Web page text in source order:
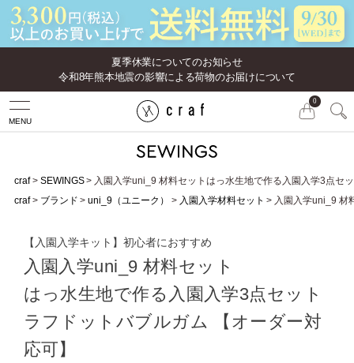
夏季休業についてのお知らせ
令和8年熊本地震の影響による荷物のお届けについて
MENU
0
craf SEWINGS
入園入学uni_9 材料セットはっ水生地で作る入園入学3点セ
craf
ブランド uni_9（ユニーク） 入園入学材料セット 入園入学uni_9 材
【入園入学キット】初心者におすすめ
入園入学uni_9 材料セット
はっ水生地で作る入園入学3点セット
ラフドットバブルガム 【オーダー対
応可】